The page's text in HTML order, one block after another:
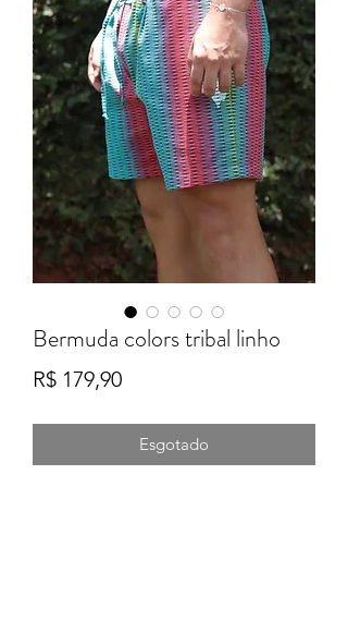
Bermuda colors tribal linho
R$ 179,90Preço
Esgotado